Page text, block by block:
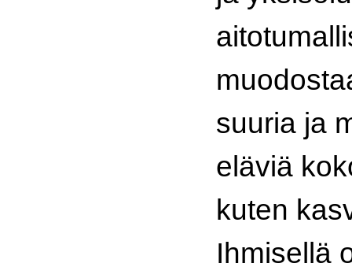
suuria ja
eläviä
kuten
Ihmisellä